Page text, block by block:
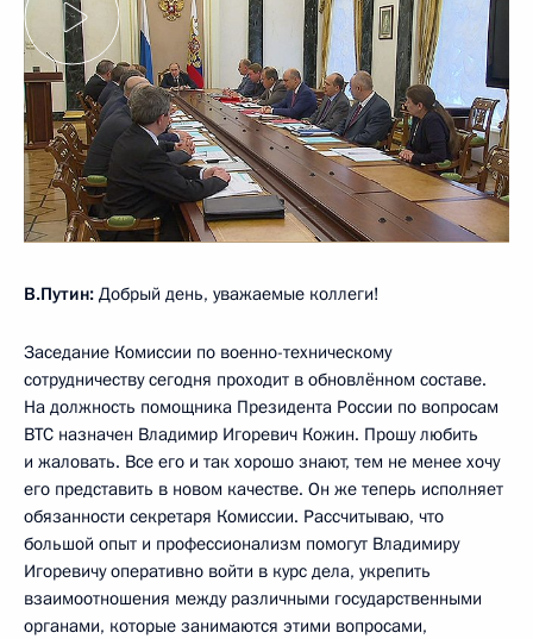
В.Путин: Добрый день, уважаемые коллеги!
Заседание Комиссии по военно-техническому
сотрудничеству сегодня проходит в обновлённом составе.
На должность помощника Президента России по вопросам
ВТС назначен Владимир Игоревич Кожин. Прошу любить
и жаловать. Все его и так хорошо знают, тем не менее хочу
его представить в новом качестве. Он же теперь исполняет
обязанности секретаря Комиссии. Рассчитываю, что
большой опыт и профессионализм помогут Владимиру
Игоревичу оперативно войти в курс дела, укрепить
взаимоотношения между различными государственными
органами, которые занимаются этими вопросами,